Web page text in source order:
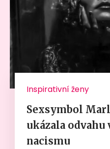
Inspirativní ženy
Sexsymbol
ukázala
nacismu